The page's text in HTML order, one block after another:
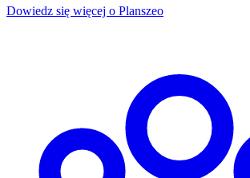
Dowiedz się więcej o Planszeo